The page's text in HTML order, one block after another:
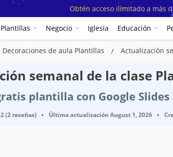
Obtén acceso ilimitado a más
Plantillas Negocio Iglesia Educación
Decoraciones de aula Plantillas Actualización
semanal de la clase
plantilla con Google
(2 reseñas) • Última actualización August 1, 2026 •